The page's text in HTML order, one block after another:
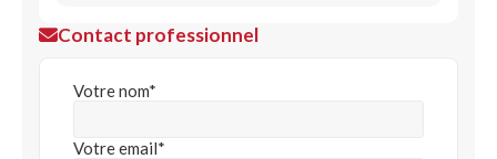
Contact professionnel
Votre nom*
Votre email*